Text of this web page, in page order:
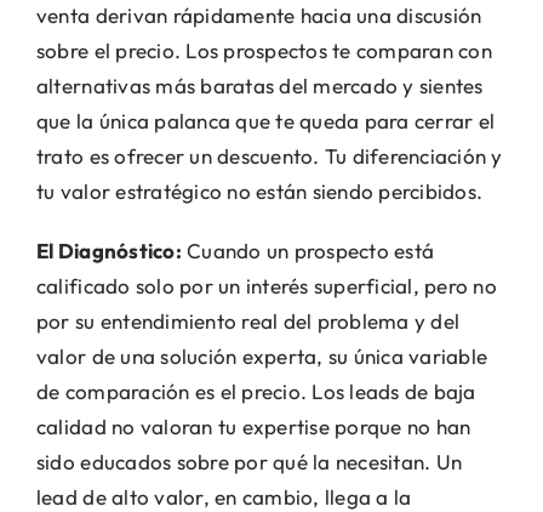
venta derivan rápidamente hacia una discusión
sobre el precio. Los prospectos te comparan con
alternativas más baratas del mercado y sientes
que la única palanca que te queda para cerrar el
trato es ofrecer un descuento. Tu diferenciación y
tu valor estratégico no están siendo percibidos.
El Diagnóstico: Cuando un prospecto está
calificado solo por un interés superficial, pero no
por su entendimiento real del problema y del
valor de una solución experta, su única variable
de comparación es el precio. Los leads de baja
calidad no valoran tu expertise porque no han
sido educados sobre por qué la necesitan. Un
lead de alto valor, en cambio, llega a la